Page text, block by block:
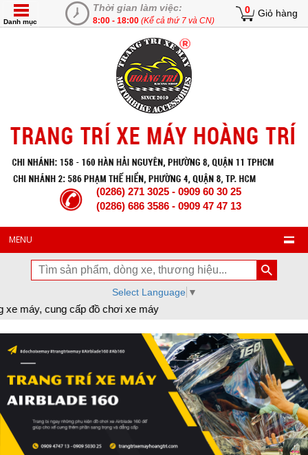
Thời gian làm việc:
8:00 - 18:00 (Kể cả thứ 7 và CN)
0 Giỏ hàng
Danh mục
(0286) 271 3025 - 0909 60 30 25
(0286) 686 3586 - 0909 47 47 13
MENU
Select Language ▼
xe máy